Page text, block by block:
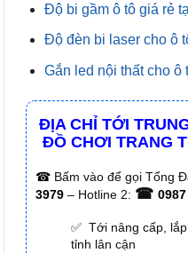
Độ bi gầm ô tô giá rẻ
Độ đèn bi laser cho ô
Gắn led nội thất cho ô
ĐỊA CHỈ TỚI
ĐỒ CHƠI TRANG
☎ Bấm vào để gọi Tổng
3979 – Hotline 2: ☎
✅ Tới nâng cấp,
tỉnh lân cận